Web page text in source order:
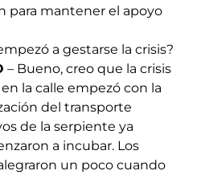
para mantener el apoyo
a gestarse la crisis?
– Bueno, creo que la crisis
la calle empezó con la
del transporte
de la serpiente ya
a incubar. Los
un poco cuando